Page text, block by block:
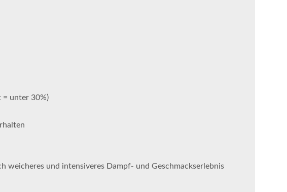
= unter 30%)
weicheres und intensiveres Dampf- und Geschmackserlebnis